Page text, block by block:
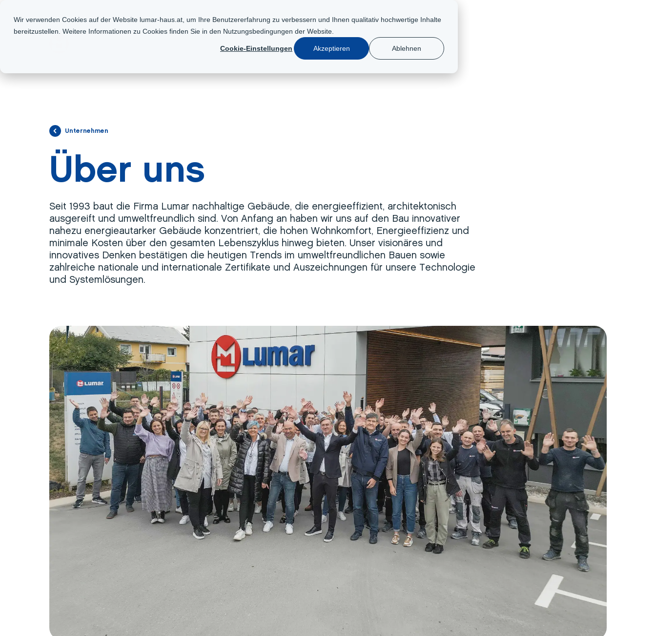
Wir verwenden Cookies auf der Website lumar-haus.at, um Ihre Benutzererfahrung zu verbessern und Ihnen qualitativ hochwertige Inhalte
bereitzustellen. Weitere Informationen zu Cookies finden Sie in den Nutzungsbedingungen der Website
Cookie-Einstellungen Akzeptieren Ablehnen
DER WEG ZUM LUMAR-HAUS ERLEBNISSE NACHHALTIGKEIT
Unternehmen
Über uns
Seit 1993 baut die Firma Lumar nachhaltige Gebäude, die energieeffizient, architektonisch
ausgereift und umweltfreundlich sind. Von Anfang an haben wir uns auf den Bau innovativer
nahezu energieautarker Gebäude konzentriert, die hohen Wohnkomfort, Energieeffizienz und
minimale Kosten über den gesamten Lebenszyklus hinweg bieten. Unser visionäres und
innovatives Denken bestätigen die heutigen Trends im umweltfreundlichen Bauen sowie
zahlreiche nationale und internationale Zertifikate und Auszeichnungen für unsere Technologie
und Systemlösungen.